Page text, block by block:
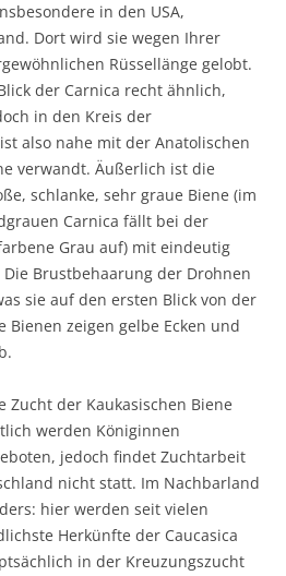
in den USA,
Dort wird sie wegen Ihrer
Rüssellänge gelobt.
der Carnica recht ähnlich,
in den Kreis der
also nahe mit der Anatolischen
verwandt. Äußerlich ist die
schlanke, sehr graue Biene (im
Carnica fällt bei der
Grau auf) mit eindeutig
Brustbehaarung der Drohnen
sie auf den ersten Blick von der
Bienen zeigen gelbe Ecken und
Zucht der Kaukasischen Biene
werden Königinnen
jedoch findet Zuchtarbeit
nicht statt. Im Nachbarland
hier werden seit vielen
Herkünfte der Caucasica
in der Kreuzungszucht